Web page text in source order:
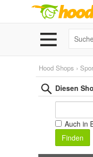
Hood Shops ›
Diesen
Auch in
Finden